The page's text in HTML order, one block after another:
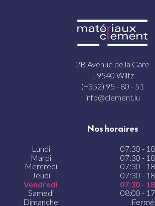
2B Avenue de la Gare
L-9540 Wiltz
(+352) 95 - 80 - 51
info@clement.lu
Nos horaires
Lundi
07:30 -
Mardi
07:30 -
Mercredi
07:30 -
Jeudi
07:30 -
Vendredi
07:30 -
Samedi
08:00 -
Dimanche
Fermé